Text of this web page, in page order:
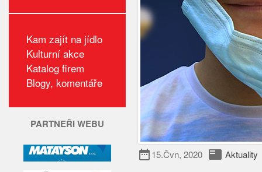
Kam zajít na jídlo
Kulturní akce
Katalog firem
Blogy, komentáře
PARTNEŘI WEBU
date_range15.Čvn, 2020 featured_play_list Aktuality